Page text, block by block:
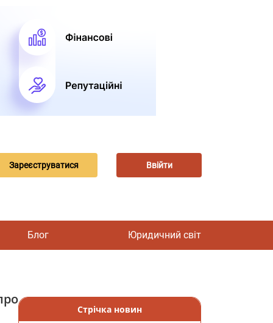
Зареєструватися Ввійти
Блог Юридичний світ
Стрічка новин